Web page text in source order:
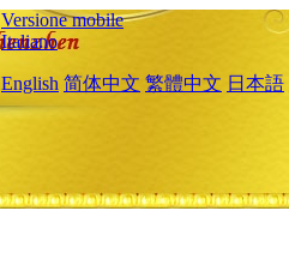
Versione mobile
Italiano
English 简体中文 繁體中文 日本語